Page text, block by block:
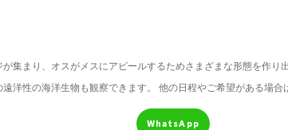
集まり、オスがメスにアピールするためさまざまな形態を作
洋性の海洋生物も観察できます。 他の日程やご希望がある場合
WhatsApp